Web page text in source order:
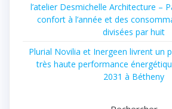
l’atelier Desmichelle Architecture –
confort à l’année et des
divisées par huit
Plurial Novilia et Inergeen livrent un
très haute performance
2031 à Bétheny